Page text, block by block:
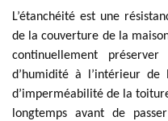
L’étanchéité est une
de la couverture de la
continuellement
d’humidité à l’intérieur
d’imperméabilité de la
longtemps avant de